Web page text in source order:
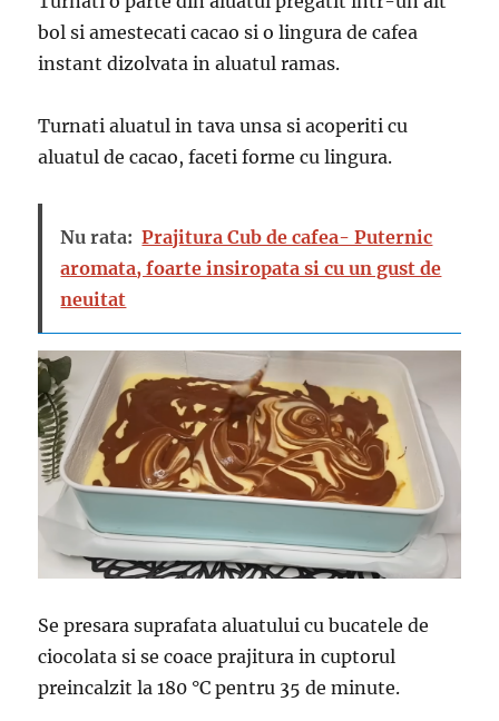
bol si amestecati cacao si o lingura de cafea
instant dizolvata in aluatul ramas.
Turnati aluatul in tava unsa si acoperiti cu
aluatul de cacao, faceti forme cu lingura.
Nu rata: Prajitura Cub de cafea- Puternic
aromata, foarte insiropata si cu un gust de
neuitat
Se presara suprafata aluatului cu bucatele de
ciocolata si se coace prajitura in cuptorul
preincalzit la 180 °C pentru 35 de minute.